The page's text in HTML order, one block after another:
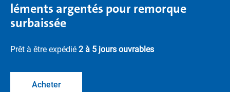
léments argentés pour remorque
surbaissée
Prêt à être expédié 2 à 5 jours ouvrables
Acheter